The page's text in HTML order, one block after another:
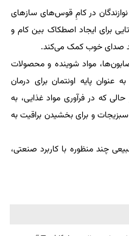
در کامِ قوس‌های سازهای
برای ایجاد اصطکاک بین کام و
صدای خوب کمک می‌کند.
مواد شوینده و محصولات
پایه اونتمان برای درمان
که در فرآوری مواد غذایی، به
و برای بخشیدن براقیت به
چند منظوره با کاربرد صنعتی،